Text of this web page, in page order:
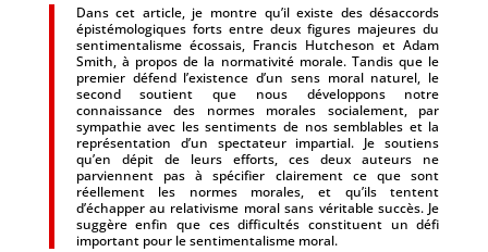
Dans cet article, je montre qu’il existe des désaccords
épistémologiques forts entre deux figures majeures du
sentimentalisme écossais, Francis Hutcheson et Adam
Smith, à propos de la normativité morale. Tandis que le
premier défend l’existence d’un sens moral naturel, le
second soutient que nous développons notre
connaissance des normes morales socialement, par
sympathie avec les sentiments de nos semblables et la
représentation d’un spectateur impartial. Je soutiens
qu’en dépit de leurs efforts, ces deux auteurs ne
parviennent pas à spécifier clairement ce que sont
réellement les normes morales, et qu’ils tentent
d’échapper au relativisme moral sans véritable succès. Je
suggère enfin que ces difficultés constituent un défi
important pour le sentimentalisme moral.